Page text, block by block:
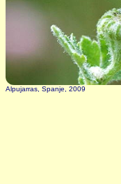
Alpujarras, Spanje, 2009